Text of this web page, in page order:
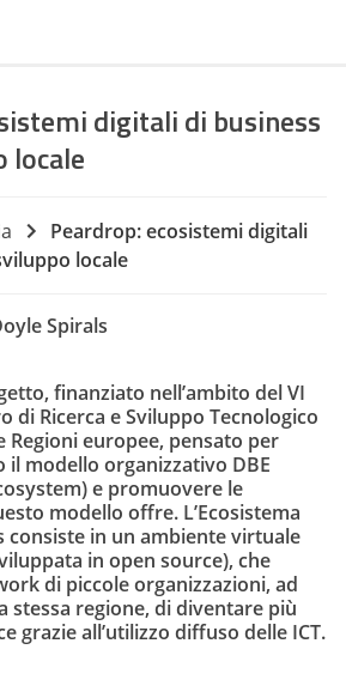
digitali di business
locale
Peardrop: ecosistemi digitali
locale
finanziato nell’ambito del VI
di Ricerca e Sviluppo Tecnologico
Regioni europee, pensato per
il modello organizzativo DBE
) e promuovere le
modello offre. L’Ecosistema
consiste in un ambiente virtuale
in open source), che
di piccole organizzazioni, ad
stessa regione, di diventare più
grazie all’utilizzo diffuso delle ICT.